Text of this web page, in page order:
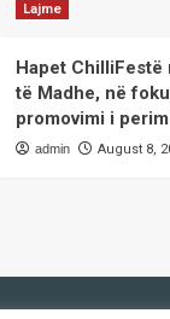
Lajme
Hapet ChilliFestë
të Madhe, në
promovimi i
admin August 8,